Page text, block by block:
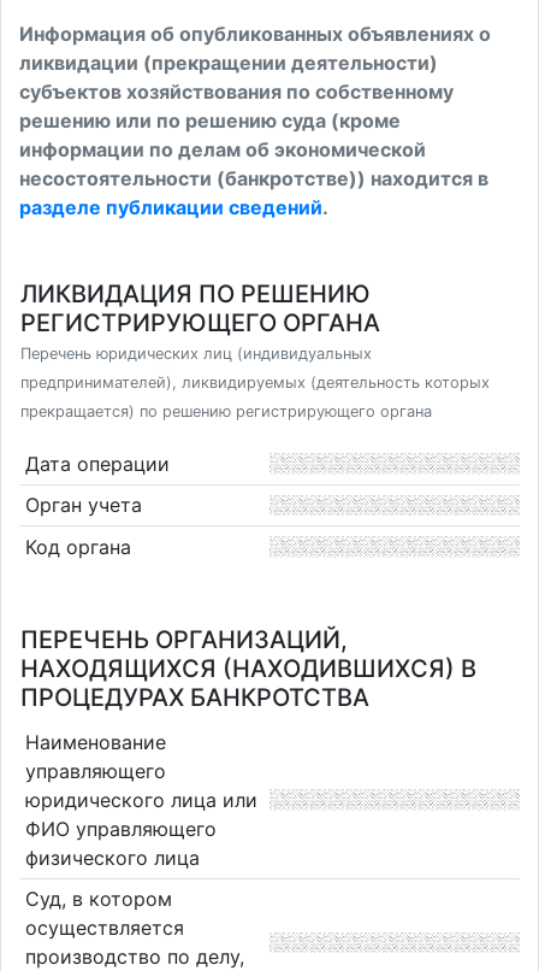
Информация об опубликованных объявлениях о
ликвидации (прекращении деятельности)
субъектов хозяйствования по собственному
решению или по решению суда (кроме
информации по делам об экономической
несостоятельности (банкротстве)) находится в
разделе публикации сведений.
ЛИКВИДАЦИЯ ПО РЕШЕНИЮ
РЕГИСТРИРУЮЩЕГО ОРГАНА
Перечень юридических лиц (индивидуальных
предпринимателей), ликвидируемых (деятельность которых
прекращается) по решению регистрирующего органа
Дата операции
Орган учета
Код органа
ПЕРЕЧЕНЬ ОРГАНИЗАЦИЙ,
НАХОДЯЩИХСЯ (НАХОДИВШИХСЯ) В
ПРОЦЕДУРАХ БАНКРОТСТВА
Наименование
управляющего
юридического лица или
ФИО управляющего
физического лица
Суд, в котором
осуществляется
производство по делу,